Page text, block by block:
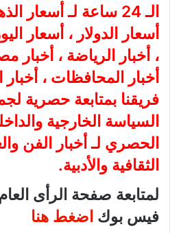
الـ 24 ساعة لـ
أسعار الدولار ، أسعار
، أخبار الرياضة ، أخبار
أخبار المحافظات ،
فريقنا بمتابعة حصرية
السياسة الخارجية
الحصري لـ أخبار الفن
الثقافية والأدبية.
لمتابعة صفحة الرأى
فيس بوك اضغط هنا